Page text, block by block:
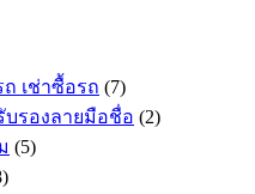
เช่าซื้อรถ (7)
บรองลายมือชื่อ (2)
(5)